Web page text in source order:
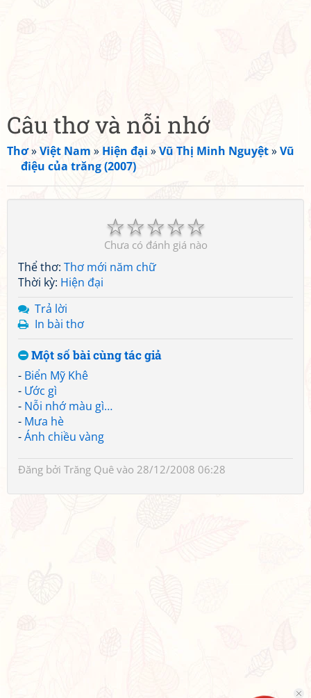
Câu thơ và nỗi nhớ
Thơ»Việt Nam » Hiện đại »Vũ Thị Minh Nguyệt»Vũ
điệu của trăng (2007)
☆
☆
☆
☆
☆
Chưa có đánh giá nào
Thể thơ: Thơ mới năm chữ
Thời kỳ: Hiện đại
Trả lời
In bài thơ
Một số bài cùng tác giả
- Biển Mỹ Khê
- Ước gì
- Nỗi nhớ màu gì…
- Mưa hè
-Ánh chiều vàng
Đăng bởi Trăng Quê vào 28/12/2008 06:28